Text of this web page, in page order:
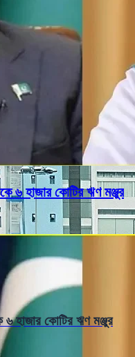
৬ হাজার কোটির ঋণ মঞ্জুর
৬ হাজার কোটির ঋণ মঞ্জুর